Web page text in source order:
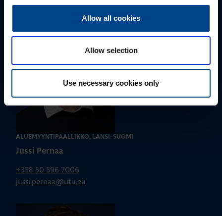
Allow all cookies
Allow selection
Use necessary cookies only
ALUEMYYNTIPÄÄLLIKKÖ, LÄNSI-SUOMI
Jussi Pernaa
+358 50 596 7006
jussi.pernaa@utu.eu